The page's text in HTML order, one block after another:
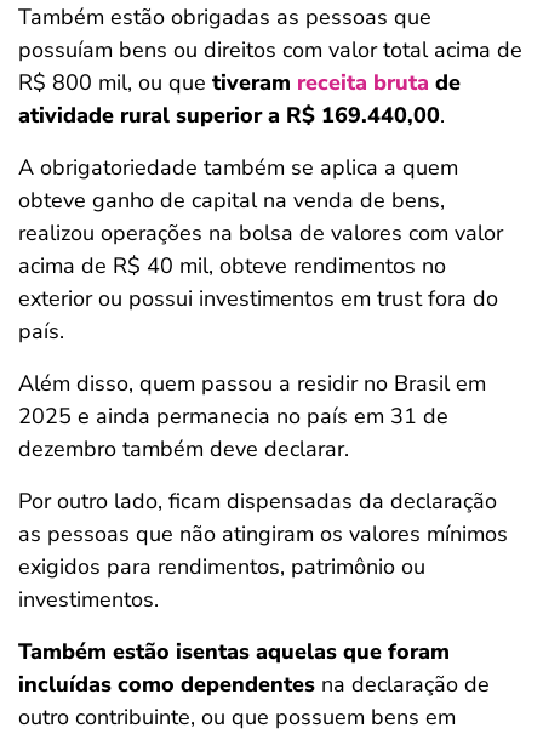
Também estão obrigadas as pessoas que
possuíam bens ou direitos com valor total acima de
R$ 800 mil, ou que tiveram receita bruta de
atividade rural superior a R$ 169.440,00.
A obrigatoriedade também se aplica a quem
obteve ganho de capital na venda de bens,
realizou operações na bolsa de valores com valor
acima de R$ 40 mil, obteve rendimentos no
exterior ou possui investimentos em trust fora do
país.
Além disso, quem passou a residir no Brasil em
2025 e ainda permanecia no país em 31 de
dezembro também deve declarar.
Por outro lado, ficam dispensadas da declaração
as pessoas que não atingiram os valores mínimos
exigidos para rendimentos, patrimônio ou
investimentos.
Também estão isentas aquelas que foram
incluídas como dependentes na declaração de
outro contribuinte, ou que possuem bens em